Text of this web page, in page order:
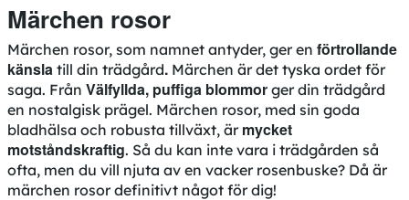
Märchen rosor
Märchen rosor, som namnet antyder, ger en förtrollande
känsla till din trädgård. Märchen är det tyska ordet för
saga. Från Välfyllda, puffiga blommor ger din trädgård
en nostalgisk prägel. Märchen rosor, med sin goda
bladhälsa och robusta tillväxt, ärmycket
motståndskraftig. Så du kan inte vara i trädgården så
ofta, men du vill njuta av en vacker rosenbuske? Då är
märchen rosor definitivt något för dig!